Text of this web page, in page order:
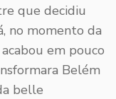
que decidiu
no momento da
em pouco
Belém
belle